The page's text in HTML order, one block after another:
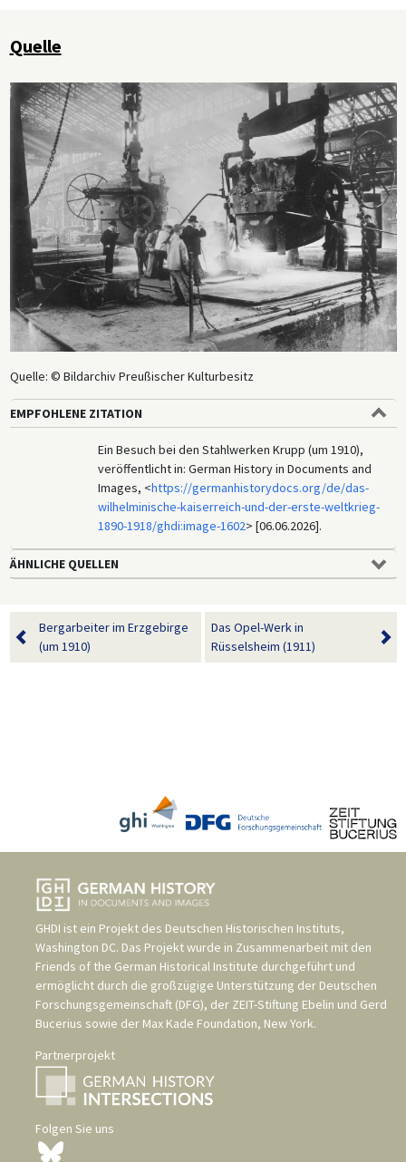
Quelle
Quelle: © Bildarchiv Preußischer Kulturbesitz
EMPFOHLENE ZITATION
Ein Besuch bei den Stahlwerken Krupp (um 1910),
veröffentlicht in: German History in Documents and
Images, <https://germanhistorydocs.org/de/das-
wilhelminische-kaiserreich-und-der-erste-weltkrieg-
1890-1918/ghdi:image-1602> [06.06.2026].
ÄHNLICHE QUELLEN
Bergarbeiter im Erzgebirge
(um 1910)
Das Opel-Werk in
Rüsselsheim (1911)
GHDI ist ein Projekt des Deutschen Historischen Instituts,
Washington DC. Das Projekt wurde in Zusammenarbeit mit den
Friends of the German Historical Institute durchgeführt und
ermöglicht durch die großzügige Unterstützung der Deutschen
Forschungsgemeinschaft (DFG), der ZEIT-Stiftung Ebelin und Gerd
Bucerius sowie der Max Kade Foundation, New York.
Partnerprojekt
Folgen Sie uns